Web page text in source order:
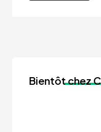
Bientôtchez